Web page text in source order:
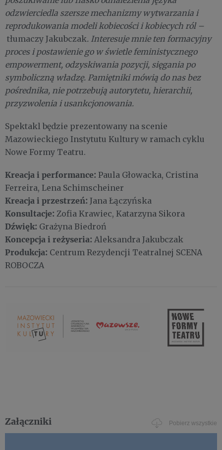
odzwierciedla szersze mechanizmy wytwarzania i
reprodukowania modeli kobiecości i kobiecych ról –
tłumaczy Jakubczak. Interesuje mnie ten formacyjny
proces i postawienie go w świetle feministycznego
empowerment, odzyskiwania pozycji, sięgania po
symboliczną władzę. Pamiętniki mówią do nas bez
pośrednika, nie potrzebują autorytetu, hierarchii,
przyzwolenia i usankcjonowania.
Spektakl będzie prezentowany na scenie
Mazowieckiego Instytutu Kultury w ramach cyklu
Nowe Formy Teatru.
Kreacja i performance: Paula Głowacka, Cristina
Ferreira, Lena Schimscheiner
Kreacja i przestrzeń: Jana Łączyńska
Konsultacje: Zofia Krawiec, Katarzyna Sikora
Dźwięk: Grażyna Biedroń
Koncepcja i reżyseria: Aleksandra Jakubczak
Produkcja: Centrum Rezydencji Teatralnej SCENA
ROBOCZA
Załączniki Pobierz wszystkie